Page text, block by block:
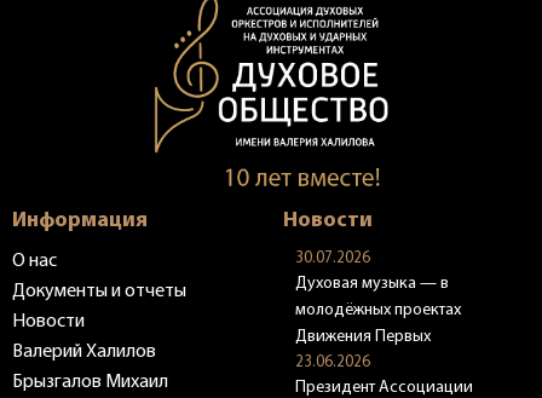
Информация
О нас
Документы и отчеты
Новости
Валерий Халилов
Брызгалов Михаил
Новости
30.07.2026
Духовая музыка — в
молодёжных проектах
Движения Первых
23.06.2026
Президент Ассоциации